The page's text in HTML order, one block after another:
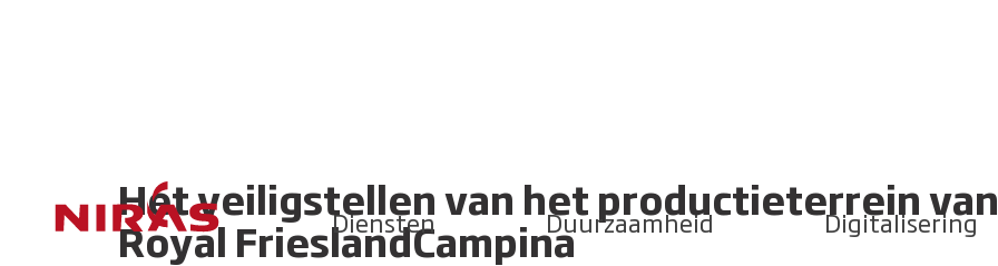
Diensten Duurzaamheid Digitalisering
Het veiligstellen van het productieterrein van
Royal FrieslandCampina